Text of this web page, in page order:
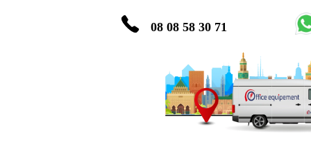
08 08 58 30 71